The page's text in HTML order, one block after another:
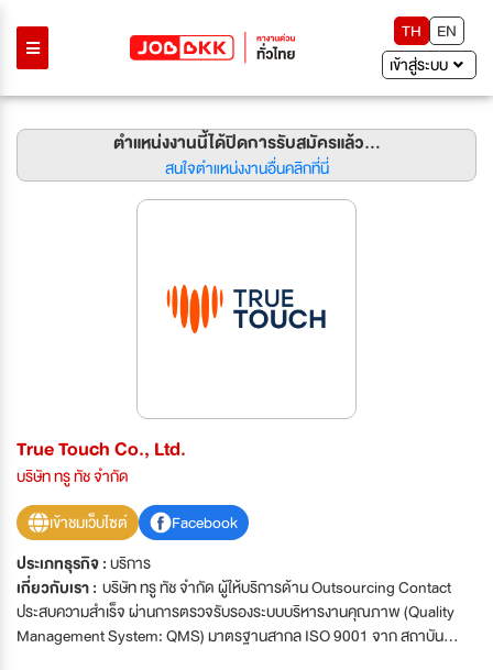
TH
EN
เข้าสู่ระบบ
ตำแหน่งงานนี้ได้ปิดการรับสมัครแล้ว...
สนใจตำแหน่งงานอื่นคลิกที่นี่
True Touch Co., Ltd.
บริษัท ทรู ทัช จำกัด
เข้าชมเว็บไซต์
Facebook
ประเภทธุรกิจ :บริการ
เกี่ยวกับเรา : บริษัท ทรู ทัช จำกัด ผู้ให้บริการด้าน Outsourcing Contact
ประสบความสำเร็จ ผ่านการตรวจรับรองระบบบริหารงานคุณภาพ (Quality
Management System: QMS) มาตรฐานสากล ISO 9001 จาก สถาบัน